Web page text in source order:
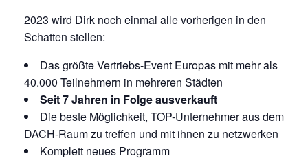
2023 wird Dirk noch einmal alle vorherigen in den
Schatten stellen:
Das größte Vertriebs-Event Europas mit mehr als
40.000 Teilnehmern in mehreren Städten
Seit 7 Jahren in Folge ausverkauft
Die beste Möglichkeit, TOP-Unternehmer aus dem
DACH-Raum zu treffen und mit ihnen zu netzwerken
Komplett neues Programm